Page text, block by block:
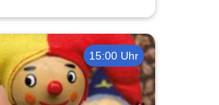
15:00 Uhr